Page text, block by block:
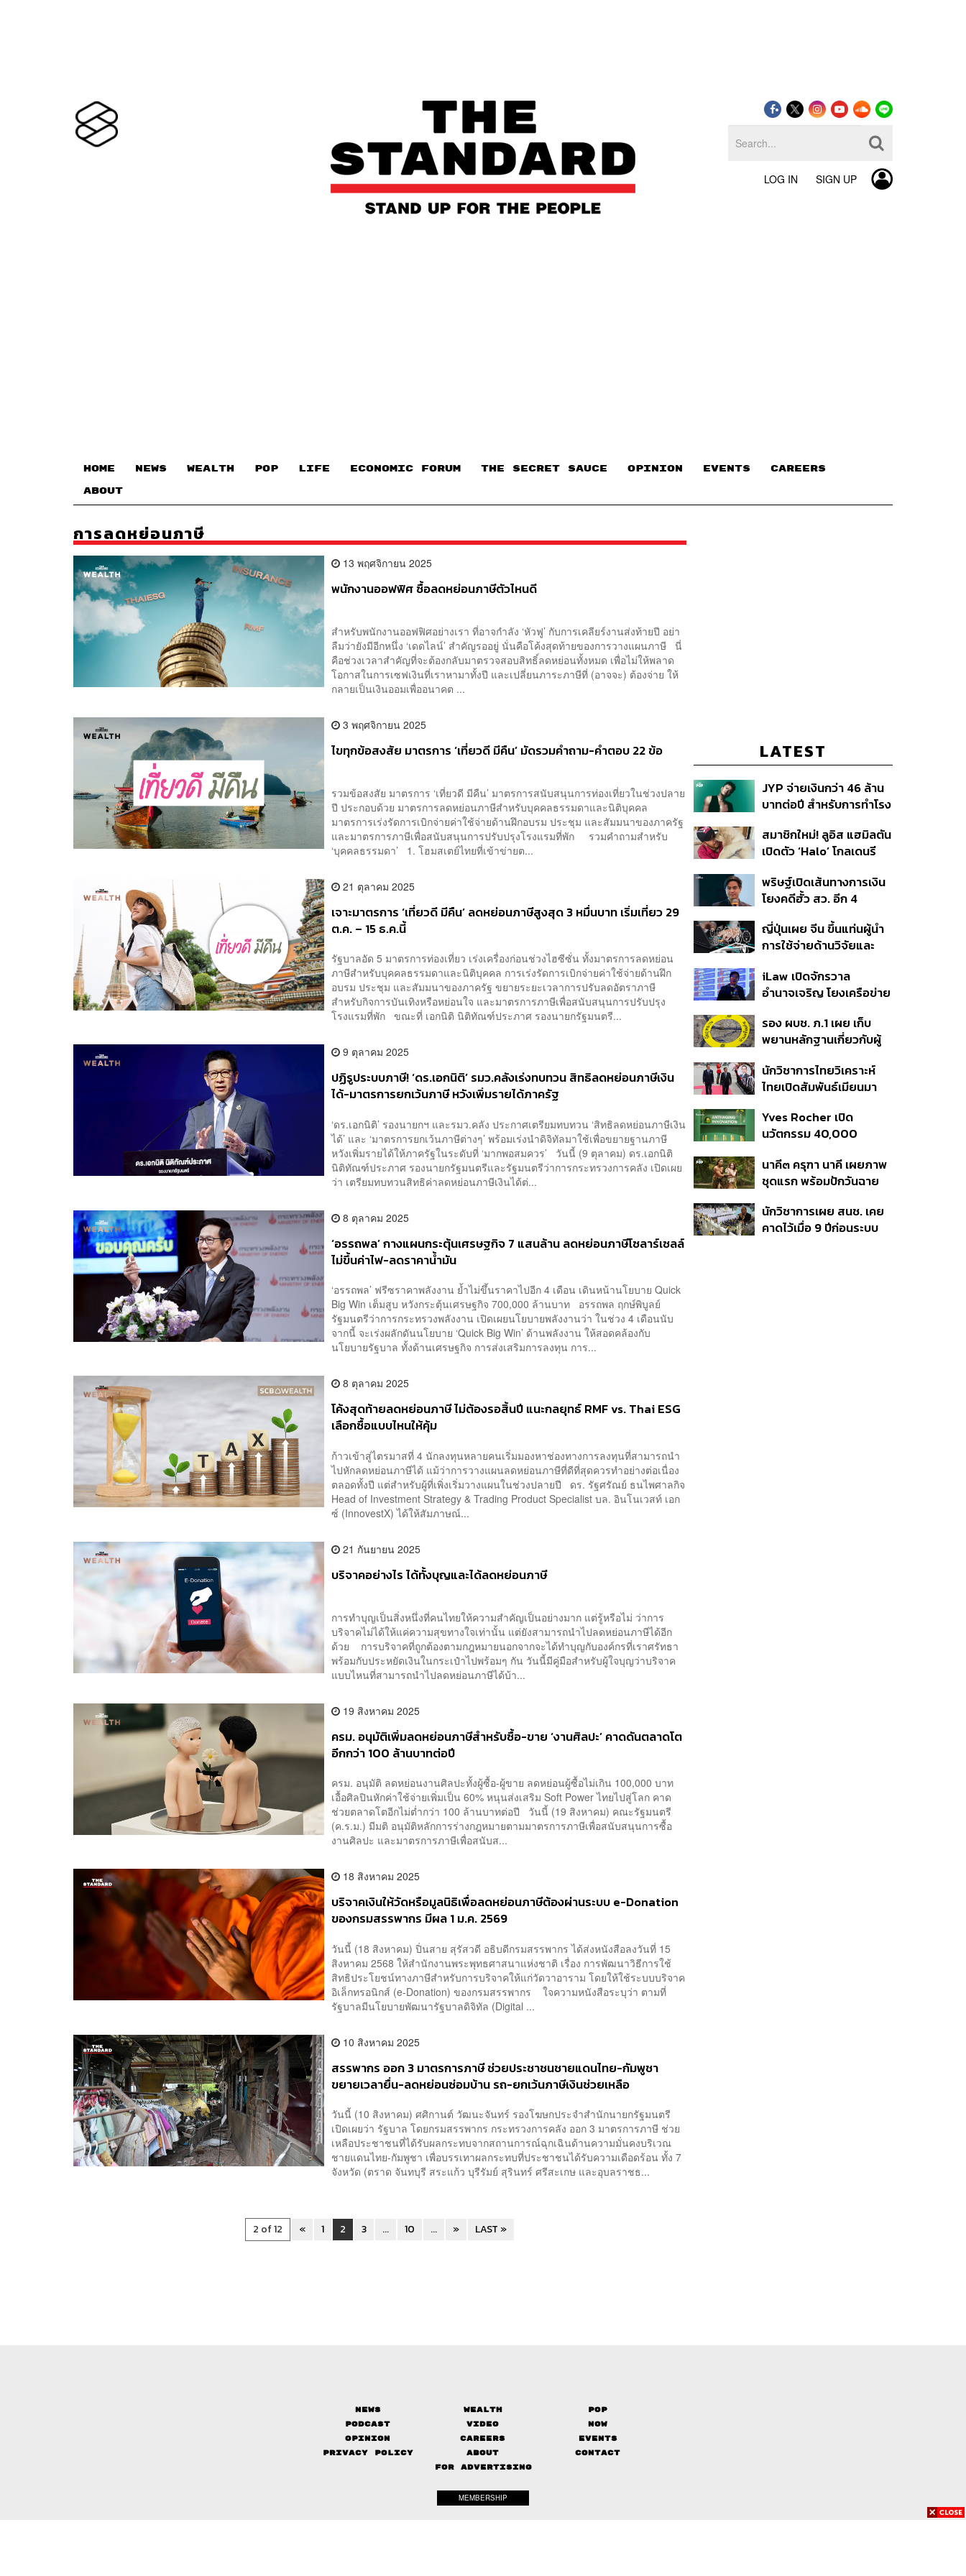
LOG IN SIGN UP
HOME NEWS WEALTH POP LIFE ECONOMIC FORUM THE SECRET SAUCE​ OPINION EVENTS CAREERS
ABOUT
การลดหย่อนภาษี
13 พฤศจิกายน 2025
พนักงานออฟฟิศ ซื้อลดหย่อนภาษีตัวไหนดี
สำหรับพนักงานออฟฟิศอย่างเรา ที่อาจกำลัง ‘หัวฟู’ กับการเคลียร์งานส่งท้ายปี อย่า
ลืมว่ายังมีอีกหนึ่ง ‘เดดไลน์’ สำคัญรออยู่ นั่นคือโค้งสุดท้ายของการวางแผนภาษี นี่
คือช่วงเวลาสำคัญที่จะต้องกลับมาตรวจสอบสิทธิ์ลดหย่อนทั้งหมด เพื่อไม่ให้พลาด
โอกาสในการเซฟเงินที่เราหามาทั้งปี และเปลี่ยนภาระภาษีที่ (อาจจะ) ต้องจ่าย ให้
กลายเป็นเงินออมเพื่ออนาคต ...
3 พฤศจิกายน 2025
ไขทุกข้อสงสัย มาตรการ ‘เที่ยวดี มีคืน’ มัดรวมคำถาม-คำตอบ 22 ข้อ
รวมข้อสงสัย มาตรการ ‘เที่ยวดี มีคืน’ มาตรการสนับสนุนการท่องเที่ยวในช่วงปลาย
ปี ประกอบด้วย มาตรการลดหย่อนภาษีสำหรับบุคคลธรรมดาและนิติบุคคล
มาตรการเร่งรัดการเบิกจ่ายค่าใช้จ่ายด้านฝึกอบรม ประชุม และสัมมนาของภาครัฐ
และมาตรการภาษีเพื่อสนับสนุนการปรับปรุงโรงแรมที่พัก รวมคำถามสำหรับ
‘บุคคลธรรมดา’ 1. โฮมสเตย์ไทยที่เข้าข่ายต...
21 ตุลาคม 2025
เจาะมาตรการ ‘เที่ยวดี มีคืน’ ลดหย่อนภาษีสูงสุด 3 หมื่นบาท เริ่มเที่ยว 29
ต.ค. – 15 ธ.ค.นี้
รัฐบาลอัด 5 มาตรการท่องเที่ยว เร่งเครื่องก่อนช่วงไฮซีซั่น ทั้งมาตรการลดหย่อน
ภาษีสำหรับบุคคลธรรมดาและนิติบุคคล การเร่งรัดการเบิกจ่ายค่าใช้จ่ายด้านฝึก
อบรม ประชุม และสัมมนาของภาครัฐ ขยายระยะเวลาการปรับลดอัตราภาษี
สำหรับกิจการบันเทิงหรือหย่อนใจ และมาตรการภาษีเพื่อสนับสนุนการปรับปรุง
โรงแรมที่พัก ขณะที่ เอกนิติ นิติทัณฑ์ประภาศ รองนายกรัฐมนตรี...
9 ตุลาคม 2025
ปฏิรูประบบภาษี! ‘ดร.เอกนิติ’ รมว.คลังเร่งทบทวน สิทธิลดหย่อนภาษีเงิน
ได้-มาตรการยกเว้นภาษี หวังเพิ่มรายได้ภาครัฐ
‘ดร.เอกนิติ’ รองนายกฯ และรมว.คลัง ประกาศเตรียมทบทวน ‘สิทธิลดหย่อนภาษีเงิน
ได้’ และ ‘มาตรการยกเว้นภาษีต่างๆ’ พร้อมเร่งนำดิจิทัลมาใช้เพื่อขยายฐานภาษี
หวังเพิ่มรายได้ให้ภาครัฐในระดับที่ ‘มากพอสมควร’ วันนี้ (9 ตุลาคม) ดร.เอกนิติ
นิติทัณฑ์ประภาศ รองนายกรัฐมนตรีและรัฐมนตรีว่าการกระทรวงการคลัง เปิดเผย
ว่า เตรียมทบทวนสิทธิค่าลดหย่อนภาษีเงินได้ต่...
8 ตุลาคม 2025
‘อรรถพล’ กางแผนกระตุ้นเศรษฐกิจ 7 แสนล้าน ลดหย่อนภาษีโซลาร์เซลล์
ไม่ขึ้นค่าไฟ-ลดราคาน้ำมัน
‘อรรถพล’ ฟรีซราคาพลังงาน ย้ำไม่ขึ้นราคาไปอีก 4 เดือน เดินหน้านโยบาย Quick
Big Win เต็มสูบ หวังกระตุ้นเศรษฐกิจ 700,000 ล้านบาท อรรถพล ฤกษ์พิบูลย์
รัฐมนตรีว่าการกระทรวงพลังงาน เปิดเผยนโยบายพลังงานว่า ในช่วง 4 เดือนนับ
จากนี้ จะเร่งผลักดันนโยบาย ‘Quick Big Win’ ด้านพลังงาน ให้สอดคล้องกับ
นโยบายรัฐบาล ทั้งด้านเศรษฐกิจ การส่งเสริมการลงทุน การ...
8 ตุลาคม 2025
โค้งสุดท้ายลดหย่อนภาษี ไม่ต้องรอสิ้นปี แนะกลยุทธ์ RMF vs. Thai ESG
เลือกซื้อแบบไหนให้คุ้ม
ก้าวเข้าสู่ไตรมาสที่ 4 นักลงทุนหลายคนเริ่มมองหาช่องทางการลงทุนที่สามารถนำ
ไปหักลดหย่อนภาษีได้ แม้ว่าการวางแผนลดหย่อนภาษีที่ดีที่สุดควรทำอย่างต่อเนื่อง
ตลอดทั้งปี แต่สำหรับผู้ที่เพิ่งเริ่มวางแผนในช่วงปลายปี ดร. รัฐศรัณย์ ธนไพศาลกิจ
Head of Investment Strategy & Trading Product Specialist บล. อินโนเวสท์ เอก
ซ์ (InnovestX) ได้ให้สัมภาษณ์...
21 กันยายน 2025
บริจาคอย่างไร ได้ทั้งบุญและได้ลดหย่อนภาษี
การทำบุญเป็นสิ่งหนึ่งที่คนไทยให้ความสำคัญเป็นอย่างมาก แต่รู้หรือไม่ ว่าการ
บริจาคไม่ได้ให้แค่ความสุขทางใจเท่านั้น แต่ยังสามารถนำไปลดหย่อนภาษีได้อีก
ด้วย การบริจาคที่ถูกต้องตามกฎหมายนอกจากจะได้ทำบุญกับองค์กรที่เราศรัทธา
พร้อมกับประหยัดเงินในกระเป๋าไปพร้อมๆ กัน วันนี้มีคู่มือสำหรับผู้ใจบุญว่าบริจาค
แบบไหนที่สามารถนำไปลดหย่อนภาษีได้บ้า...
19 สิงหาคม 2025
ครม. อนุมัติเพิ่มลดหย่อนภาษีสำหรับซื้อ-ขาย ‘งานศิลปะ’ คาดดันตลาดโต
อีกกว่า 100 ล้านบาทต่อปี
ครม. อนุมัติ ลดหย่อนงานศิลปะทั้งผู้ซื้อ-ผู้ขาย ลดหย่อนผู้ซื้อไม่เกิน 100,000 บาท
เอื้อศิลปินหักค่าใช้จ่ายเพิ่มเป็น 60% หนุนส่งเสริม Soft Power ไทยไปสู่โลก คาด
ช่วยตลาดโตอีกไม่ต่ำกว่า 100 ล้านบาทต่อปี วันนี้ (19 สิงหาคม) คณะรัฐมนตรี
(ค.ร.ม.) มีมติ อนุมัติหลักการร่างกฎหมายตามมาตรการภาษีเพื่อสนับสนุนการซื้อ
งานศิลปะ และมาตรการภาษีเพื่อสนับส...
18 สิงหาคม 2025
บริจาคเงินให้วัดหรือมูลนิธิเพื่อลดหย่อนภาษีต้องผ่านระบบ e-Donation
ของกรมสรรพากร มีผล 1 ม.ค. 2569
วันนี้ (18 สิงหาคม) ปิ่นสาย สุรัสวดี อธิบดีกรมสรรพากร ได้ส่งหนังสือลงวันที่ 15
สิงหาคม 2568 ให้สำนักงานพระพุทธศาสนาแห่งชาติ เรื่อง การพัฒนาวิธีการใช้
สิทธิประโยชน์ทางภาษีสำหรับการบริจาคให้แก่วัดวาอาราม โดยให้ใช้ระบบบริจาค
อิเล็กทรอนิกส์ (e-Donation) ของกรมสรรพากร ใจความหนังสือระบุว่า ตามที่
รัฐบาลมีนโยบายพัฒนารัฐบาลดิจิทัล (Digital ...
10 สิงหาคม 2025
สรรพากร ออก 3 มาตรการภาษี ช่วยประชาชนชายแดนไทย-กัมพูชา
ขยายเวลายื่น-ลดหย่อนซ่อมบ้าน รถ-ยกเว้นภาษีเงินช่วยเหลือ
วันนี้ (10 สิงหาคม) ศศิกานต์ วัฒนะจันทร์ รองโฆษกประจำสำนักนายกรัฐมนตรี
เปิดเผยว่า รัฐบาล โดยกรมสรรพากร กระทรวงการคลัง ออก 3 มาตรการภาษี ช่วย
เหลือประชาชนที่ได้รับผลกระทบจากสถานการณ์ฉุกเฉินด้านความมั่นคงบริเวณ
ชายแดนไทย-กัมพูชา เพื่อบรรเทาผลกระทบที่ประชาชนได้รับความเดือดร้อน ทั้ง 7
จังหวัด (ตราด จันทบุรี สระแก้ว บุรีรัมย์ สุรินทร์ ศรีสะเกษ และอุบลราชธ...
2 of 12 « 1 2 3 ... 10 ... » LAST »
LATEST
JYP จ่ายเงินกว่า 46 ล้าน
บาทต่อปี สำหรับการทำโรง
สมาชิกใหม่! ลูอิส แฮมิลตัน
เปิดตัว ‘Halo’ โกลเดนรี
พริษฐ์เปิดเส้นทางการเงิน
โยงคดีฮั้ว สว. อีก 4
อำนาจเจริญโอนเงินให้เจ้า
หน้าที่ กกต. ฝ่ายสืบสวน
ญี่ปุ่นเผย จีน ขึ้นแท่นผู้นำ
การใช้จ่ายด้านวิจัยและ
งานวิจัยถูกอ้างอิงสูงสุด
แซงสหรัฐฯ
iLaw เปิดจักรวาล
อำนาจเจริญ โยงเครือข่าย
สังเกตลงสมัครตรง
คุณสมบัติหรือไม่
รอง ผบช. ภ.1 เผย เก็บ
พยานหลักฐานเกี่ยวกับผู้
ตรวจสอบทั้งหมดแล้ว
นักวิชาการไทยวิเคราะห์
ไทยเปิดสัมพันธ์เมียนมา
ได้ถึงจุดไหน
Yves Rocher เปิด
นวัตกรรม 40,000
ใหม่
นาคี๓ ครุฑา นาคี เผยภาพ
ชุดแรก พร้อมปักวันฉาย
นักวิชาการเผย สนช. เคย
คาดไว้เมื่อ 9 ปีก่อนระบบ
News Wealth
Pop
Podcast
Video
Now
Opinion
Careers
Events
Privacy Policy
About
Contact
FOR ADVERTISING
MEMBERSHIP